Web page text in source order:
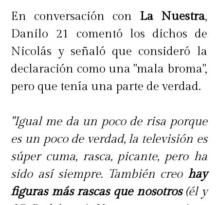
En conversación con La Nuestra,
Danilo 21 comentó los dichos de
Nicolás y señaló que consideró la
declaración como una "mala broma",
pero que tenía una parte de verdad.
"Igual me da un poco de risa porque
es un poco de verdad, la televisión es
súper cuma, rasca, picante, pero ha
sido así siempre. También creo hay
figuras más rascas que nosotros(él y